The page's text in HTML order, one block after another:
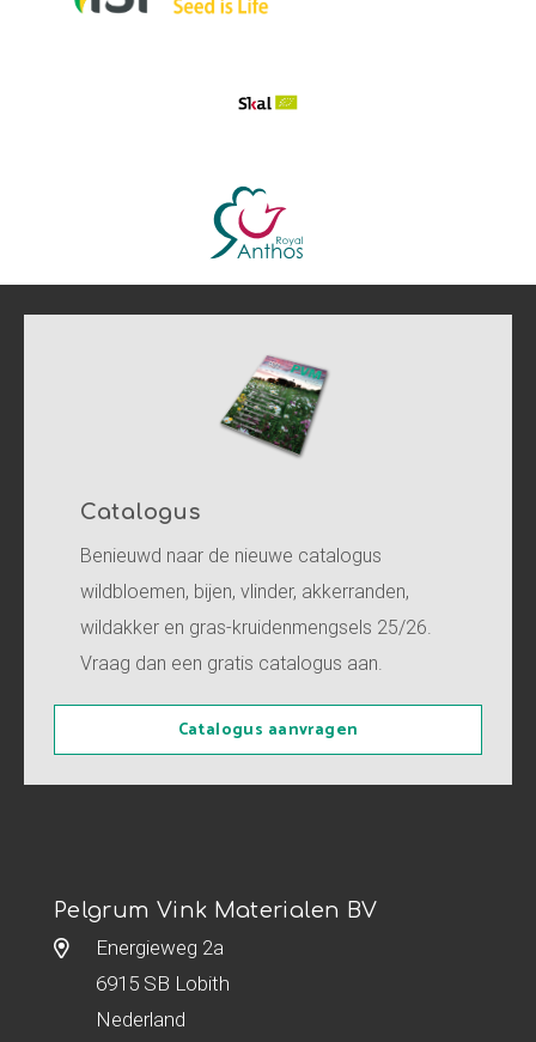
Catalogus
Benieuwd naar de nieuwe catalogus
wildbloemen, bijen, vlinder, akkerranden,
wildakker en gras-kruidenmengsels 25/26.
Vraag dan een gratis catalogus aan.
Catalogus aanvragen
Pelgrum Vink Materialen BV
Energieweg 2a
6915 SB Lobith
Nederland